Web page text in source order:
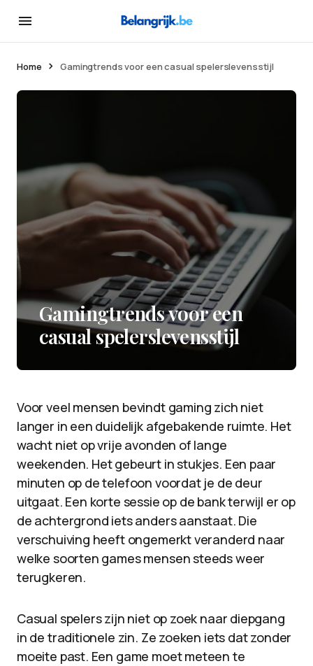
Home Gamingtrends voor een casual spelerslevensstijl
Gamingtrends voor een
casual spelerslevensstijl
Voor veel mensen bevindt gaming zich niet
langer in een duidelijk afgebakende ruimte. Het
wacht niet op vrije avonden of lange
weekenden. Het gebeurt in stukjes. Een paar
minuten op de telefoon voordat je de deur
uitgaat. Een korte sessie op de bank terwijl er op
de achtergrond iets anders aanstaat. Die
verschuiving heeft ongemerkt veranderd naar
welke soorten games mensen steeds weer
terugkeren.
Casual spelers zijn niet op zoek naar diepgang
in de traditionele zin. Ze zoeken iets dat zonder
moeite past. Een game moet meteen te